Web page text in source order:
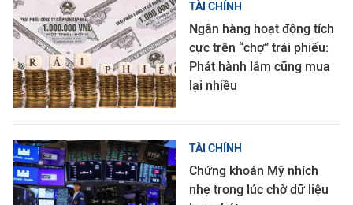
TÀI CHÍNH
Ngân hàng hoạt động tích
cực trên “chợ” trái phiếu:
Phát hành lắm cũng mua
lại nhiều
TÀI CHÍNH
Chứng khoán Mỹ nhích
nhẹ trong lúc chờ dữ liệu